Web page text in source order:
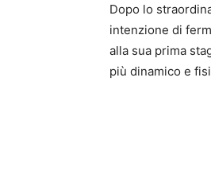
Dopo lo
intenzione di
alla sua prima
più dinamico e